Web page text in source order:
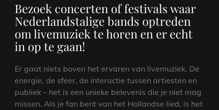
Bezoek concerten of festivals waar
Nederlandstalige bands optreden
om livemuziek te horen en er echt
in op te gaan!
Er gaat niets boven het ervaren van livemuziek. De
energie, de sfeer, de interactie tussen artiesten en
publiek – het is een unieke belevenis die je niet mag
missen. Als je fan bent van het Hollandse lied, is het